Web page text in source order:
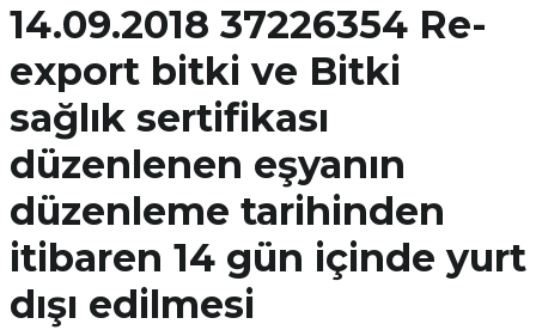
14.09.2018 37226354 Re-
export bitki ve Bitki
sağlık sertifikası
düzenlenen eşyanın
düzenleme tarihinden
itibaren 14 gün içinde yurt
dışı edilmesi